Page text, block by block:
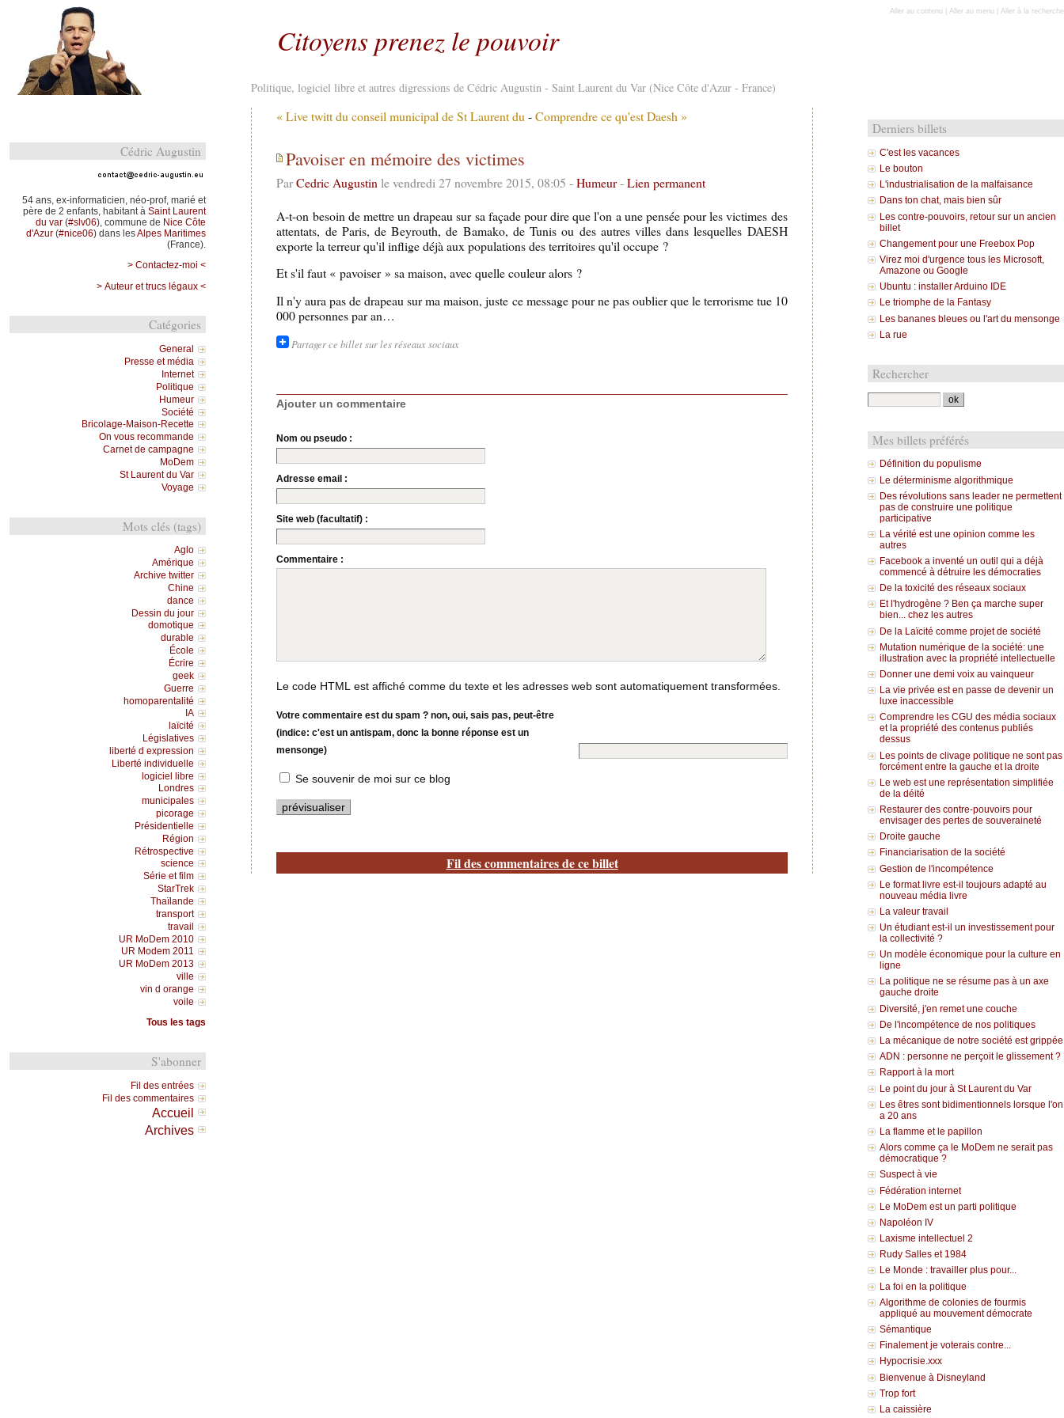
Citoyens prenez le pouvoir
Politique, logiciel libre et autres digressions de Cédric Augustin - Saint Laurent du Var (Nice Côte d'Azur - France)
Aller au contenu Aller au menu Aller à la recherche
« Live twitt du conseil municipal de St Laurent du - Comprendre ce qu'est Daesh »
Pavoiser en mémoire des victimes
ParCedric Augustin le vendredi 27 novembre 2015, 08:05 -Humeur-Lien permanent
A-t-on besoin de mettre un drapeau sur sa façade pour dire que l'on a une pensée pour les victimes des
attentats, de Paris, de Beyrouth, de Bamako, de Tunis ou des autres villes dans lesquelles DAESH
exporte la terreur qu'il inflige déjà aux populations des territoires qu'il occupe ?
Et s'il faut « pavoiser » sa maison, avec quelle couleur alors ?
Il n'y aura pas de drapeau sur ma maison, juste ce message pour ne pas oublier que le terrorisme tue 10
000 personnes par an…
Partager ce billet sur les réseaux sociaux
Ajouter un commentaire
Nom ou pseudo :
Adresse email :
Site web (facultatif) :
Commentaire :
Le code HTML est affiché comme du texte et les adresses web sont automatiquement transformées.
Votre commentaire est du spam ? non, oui, sais pas, peut-être
(indice: c'est un antispam, donc la bonne réponse est un
mensonge)
Se souvenir de moi sur ce blog
Fil des commentaires de ce billet
Derniers billets
C'est les vacances
Le bouton
L'industrialisation de la malfaisance
Dans ton chat, mais bien sûr
Les contre-pouvoirs, retour sur un ancien
billet
Changement pour une Freebox Pop
Virez moi d'urgence tous les Microsoft,
Amazone ou Google
Ubuntu : installer Arduino IDE
Le triomphe de la Fantasy
Les bananes bleues ou l'art du mensonge
La rue
Rechercher
Mes billets préférés
Définition du populisme
Le déterminisme algorithmique
Des révolutions sans leader ne permettent
pas de construire une politique
participative
La vérité est une opinion comme les
autres
Facebook a inventé un outil qui a déjà
commencé à détruire les démocraties
De la toxicité des réseaux sociaux
Et l'hydrogène ? Ben ça marche super
bien... chez les autres
De la Laïcité comme projet de société
Mutation numérique de la société: une
illustration avec la propriété intellectuelle
Donner une demi voix au vainqueur
La vie privée est en passe de devenir un
luxe inaccessible
Comprendre les CGU des média sociaux
et la propriété des contenus publiés
dessus
Les points de clivage politique ne sont pas
forcément entre la gauche et la droite
Le web est une représentation simplifiée
de la déité
Restaurer des contre-pouvoirs pour
envisager des pertes de souveraineté
Droite gauche
Financiarisation de la société
Gestion de l'incompétence
Le format livre est-il toujours adapté au
nouveau média livre
La valeur travail
Un étudiant est-il un investissement pour
la collectivité ?
Un modèle économique pour la culture en
ligne
La politique ne se résume pas à un axe
gauche droite
Diversité, j'en remet une couche
De l'incompétence de nos politiques
La mécanique de notre société est grippée
ADN : personne ne perçoit le glissement ?
Rapport à la mort
Le point du jour à St Laurent du Var
Les êtres sont bidimentionnels lorsque l'on
a 20 ans
La flamme et le papillon
Alors comme ça le MoDem ne serait pas
démocratique ?
Suspect à vie
Fédération internet
Le MoDem est un parti politique
Napoléon IV
Laxisme intellectuel 2
Rudy Salles et 1984
Le Monde : travailler plus pour...
La foi en la politique
Algorithme de colonies de fourmis
appliqué au mouvement démocrate
Sémantique
Finalement je voterais contre...
Hypocrisie.xxx
Bienvenue à Disneyland
Trop fort
La caissière
Cédric Augustin
54 ans, ex-informaticien, néo-prof, marié et
père de 2 enfants, habitant àSaint Laurent
du var (#slv06), commune de Nice Côte
d'Azur (#nice06) dans lesAlpes Maritimes
(France).
> Contactez-moi <
> Auteur et trucs légaux <
Catégories
General
Presse et média
Internet
Politique
Humeur
Société
Bricolage-Maison-Recette
On vous recommande
Carnet de campagne
MoDem
St Laurent du Var
Voyage
Mots clés (tags)
Aglo
Amérique
Archive twitter
Chine
dance
Dessin du jour
domotique
durable
École
Écrire
geek
Guerre
homoparentalité
IA
laïcité
Législatives
liberté d expression
Liberté individuelle
logiciel libre
Londres
municipales
picorage
Présidentielle
Région
Rétrospective
science
Série et film
StarTrek
Thaïlande
transport
travail
UR MoDem 2010
UR Modem 2011
UR MoDem 2013
ville
vin d orange
voile
Tous les tags
S'abonner
Fil des entrées
Fil des commentaires
Accueil
Archives